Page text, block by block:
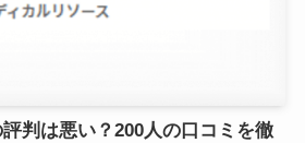
判は悪い？200人の口コミを徹